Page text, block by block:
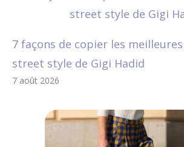
7 façons de copier les
street style de Gigi Hadid
7 août 2026